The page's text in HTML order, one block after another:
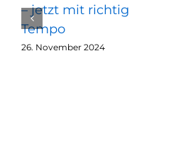
– jetzt mit richtig
Tempo
26. November 2024